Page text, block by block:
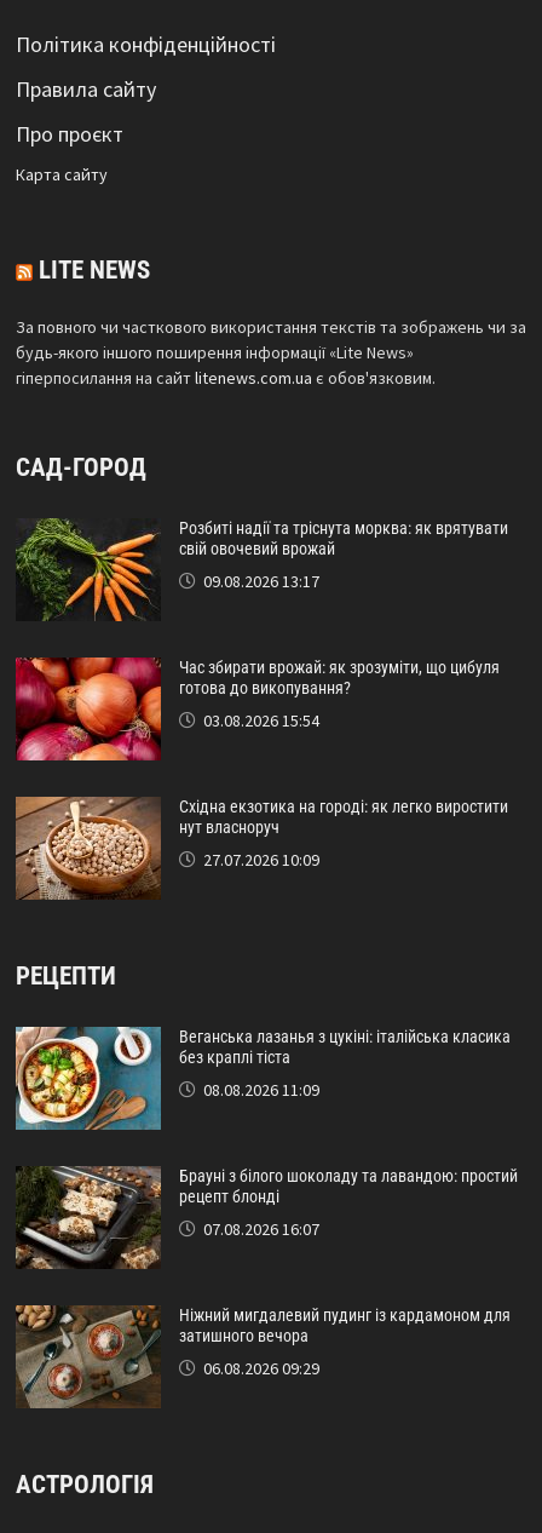
Політика конфіденційності
Правила сайту
Про проєкт
Карта сайтy
LITE NEWS
За повного чи часткового використання текстів та зображень чи за
будь-якого іншого поширення інформації «Lite News»
гіперпосилання на сайтlitenews.com.ua є обов'язковим.
САД-ГОРОД
Розбиті надії та тріснута морква: як врятувати
свій овочевий врожай
09.08.2026 13:17
Час збирати врожай: як зрозуміти, що цибуля
готова до викопування?
03.08.2026 15:54
Східна екзотика на городі: як легко виростити
нут власноруч
27.07.2026 10:09
РЕЦЕПТИ
Веганська лазанья з цукіні: італійська класика
без краплі тіста
08.08.2026 11:09
Брауні з білого шоколаду та лавандою: простий
рецепт блонді
07.08.2026 16:07
Ніжний мигдалевий пудинг із кардамоном для
затишного вечора
06.08.2026 09:29
АСТРОЛОГІЯ